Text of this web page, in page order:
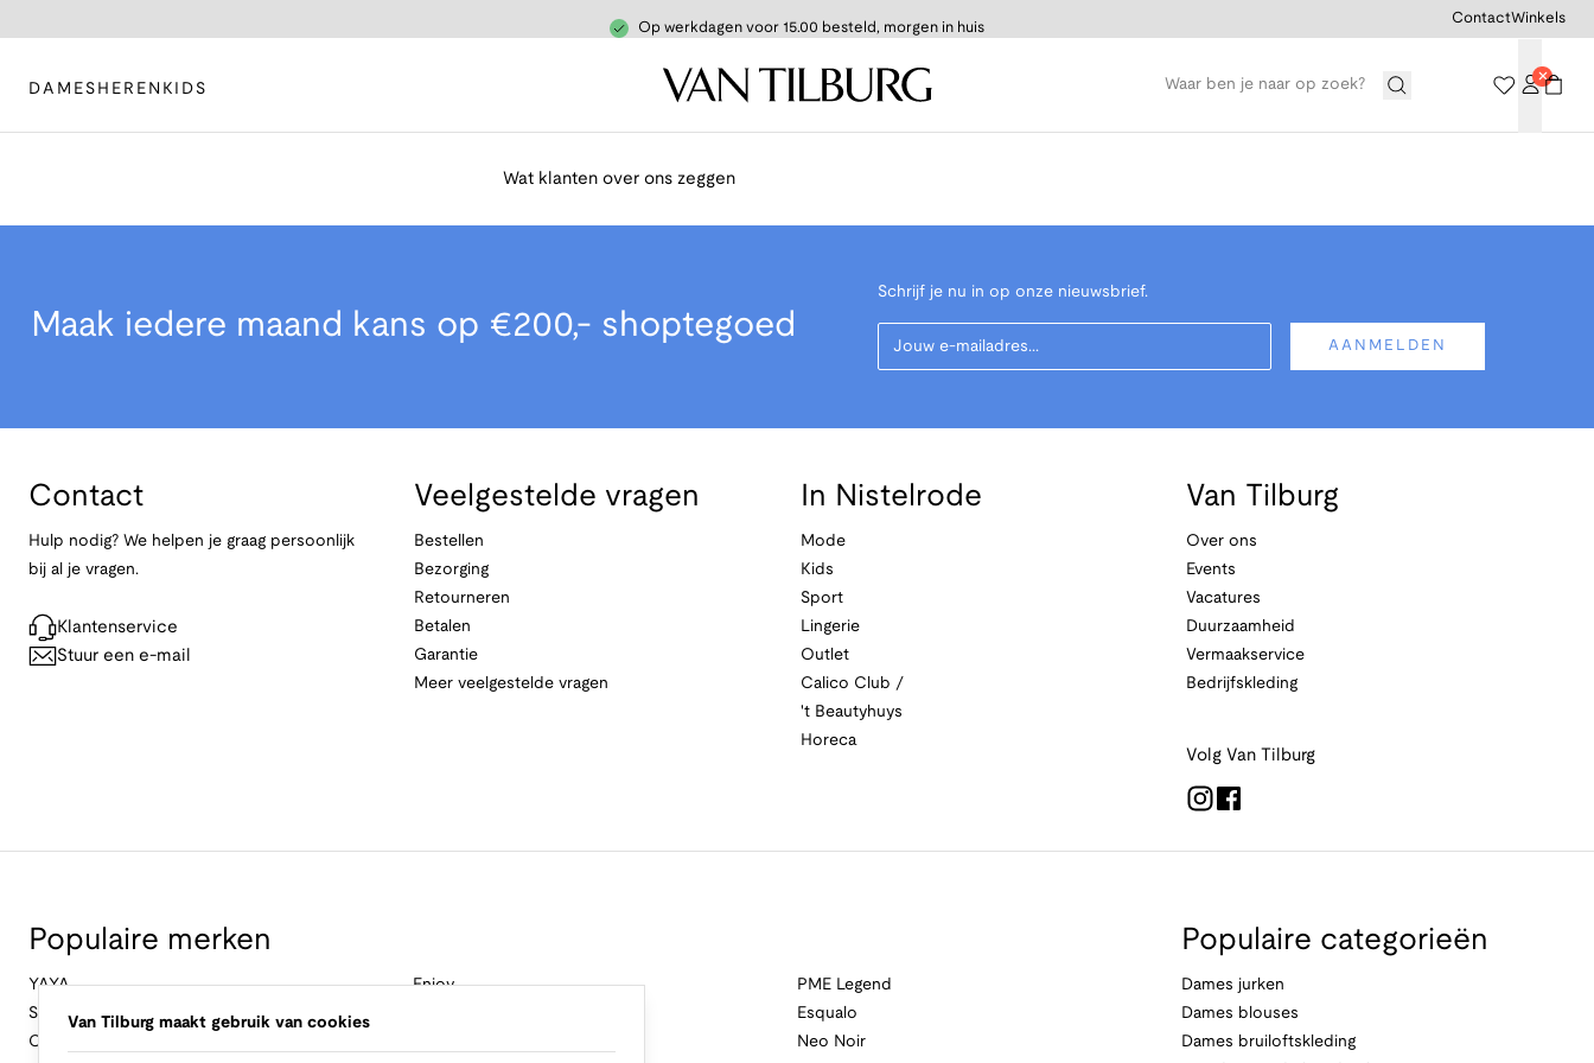
Op werkdagen voor 15.00 besteld, morgen in huis
DAMES HEREN KIDS
ContactWinkels
Wat klanten over ons zeggen
Maak iedere maand kans op €200,- shoptegoed
Schrijf je nu in op onze nieuwsbrief.
Your Email
AANMELDEN
Contact
Hulp nodig? We helpen je graag persoonlijk
bij al je vragen.
Klantenservice
Stuur een e-mail
Veelgestelde vragen
Bestellen
Bezorging
Retourneren
Betalen
Garantie
Meer veelgestelde vragen
In Nistelrode
Mode
Kids
Sport
Lingerie
Outlet
Calico Club /
't Beautyhuys
Horeca
Van Tilburg
Over ons
Events
Vacatures
Duurzaamheid
Vermaakservice
Bedrijfskleding
Volg Van Tilburg
Populaire merken
YAYA
Studio Anneloes
Cambio
Enjoy
PME Legend
Esqualo
Neo Noir
Populaire categorieën
Dames jurken
Dames blouses
Dames bruiloftskleding
Van Tilburg maakt gebruik van cookies